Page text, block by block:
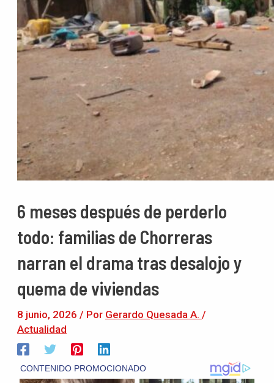
6 meses después de perderlo
todo: familias de Chorreras
narran el drama tras desalojo y
quema de viviendas
8 junio, 2026 / Por Gerardo Quesada A. /
Actualidad